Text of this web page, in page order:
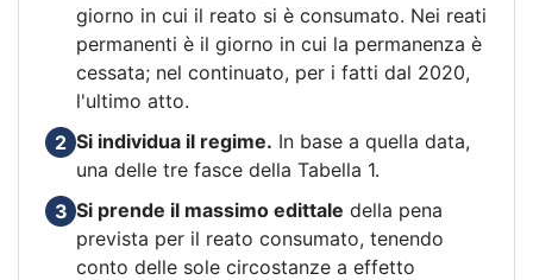
giorno in cui il reato si è consumato. Nei reati
permanenti è il giorno in cui la permanenza è
cessata; nel continuato, per i fatti dal 2020,
l'ultimo atto.
2 Si individua il regime. In base a quella data,
una delle tre fasce della Tabella 1.
3 Si prende il massimo edittale della pena
prevista per il reato consumato, tenendo
conto delle sole circostanze a effetto